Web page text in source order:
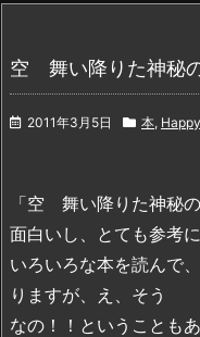
空 舞い降りた神秘
2011年3月5日 本,
「空 舞い降りた神秘
面白いし、とても参考
いろいろな本を読んで
りますが、え、そう
なの！！ということも